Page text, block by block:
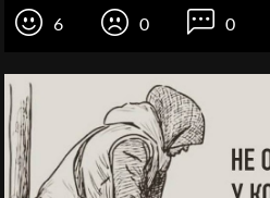
6 0 0